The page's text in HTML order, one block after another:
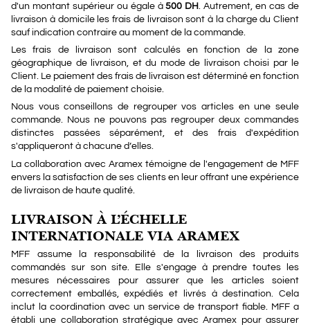
d'un montant supérieur ou égale à500 DH . Autrement, en cas de
livraison à domicile les frais de livraison sont à la charge du Client
sauf indication contraire au moment de la commande.
Les frais de livraison sont calculés en fonction de la zone
géographique de livraison, et du mode de livraison choisi par le
Client. Le paiement des frais de livraison est déterminé en fonction
de la modalité de paiement choisie.
Nous vous conseillons de regrouper vos articles en une seule
commande. Nous ne pouvons pas regrouper deux commandes
distinctes passées séparément, et des frais d'expédition
s'appliqueront à chacune d’elles.
La collaboration avec Aramex témoigne de l'engagement de MFF
envers la satisfaction de ses clients en leur offrant une expérience
de livraison de haute qualité.
LIVRAISON À L’ÉCHELLE
INTERNATIONALE VIA ARAMEX
MFF assume la responsabilité de la livraison des produits
commandés sur son site. Elle s'engage à prendre toutes les
mesures nécessaires pour assurer que les articles soient
correctement emballés, expédiés et livrés à destination. Cela
inclut la coordination avec un service de transport fiable. MFF a
établi une collaboration stratégique avec Aramex pour assurer